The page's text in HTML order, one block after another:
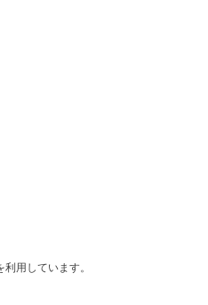
用しています。